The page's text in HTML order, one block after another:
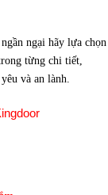
ngại hãy lựa chọn
từng chi tiết,
và an lành.